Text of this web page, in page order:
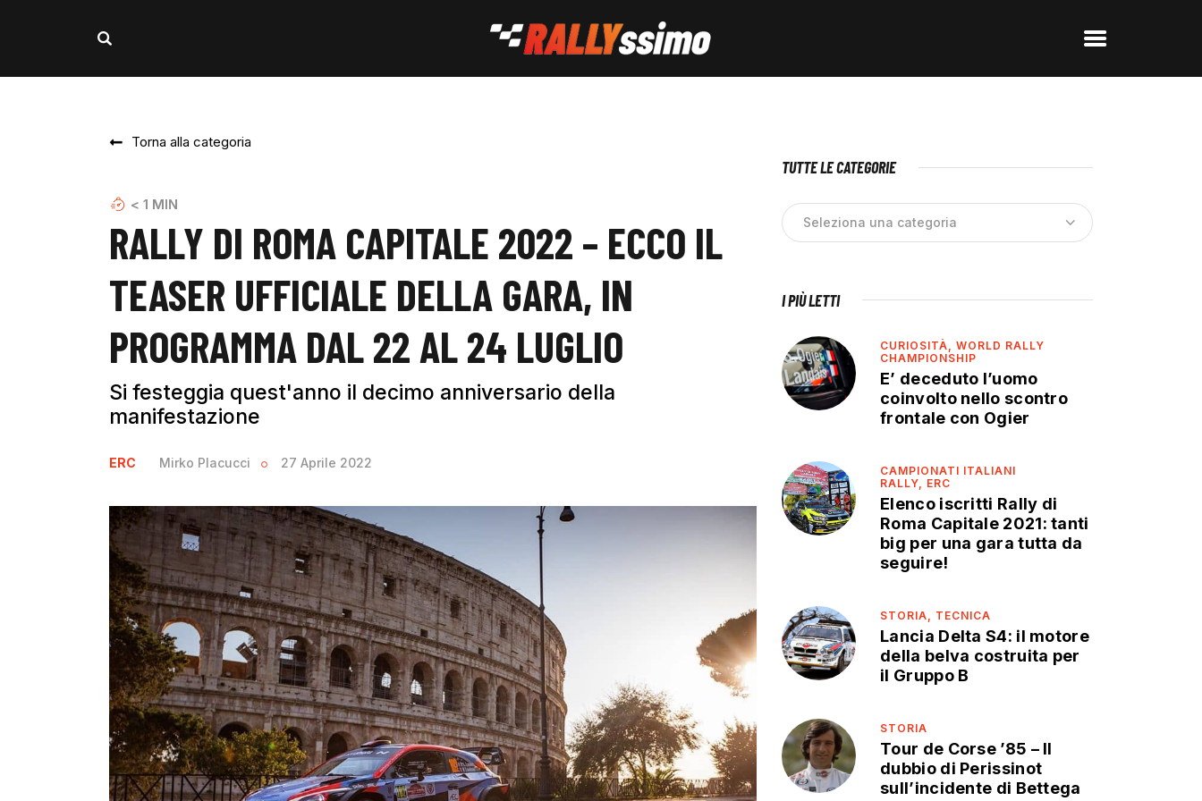
Torna alla categoria
< 1 MIN
RALLY DI ROMA CAPITALE 2022 – ECCO IL
TEASER UFFICIALE DELLA GARA, IN
PROGRAMMA DAL 22 AL 24 LUGLIO
Si festeggia quest'anno il decimo anniversario della
manifestazione
ERC Mirko Placucci 27 Aprile 2022
TUTTE LE CATEGORIE
I PIÙ LETTI
CURIOSITÀ,WORLD RALLY
CHAMPIONSHIP
E’ deceduto l’uomo
coinvolto nello scontro
frontale con Ogier
CAMPIONATI ITALIANI
RALLY, ERC
Elenco iscritti Rally di
Roma Capitale 2021: tanti
big per una gara tutta da
seguire!
STORIA, TECNICA
Lancia Delta S4: il motore
della belva costruita per
il Gruppo B
STORIA
Tour de Corse ’85 – Il
dubbio di Perissinot
sull’incidente di Bettega